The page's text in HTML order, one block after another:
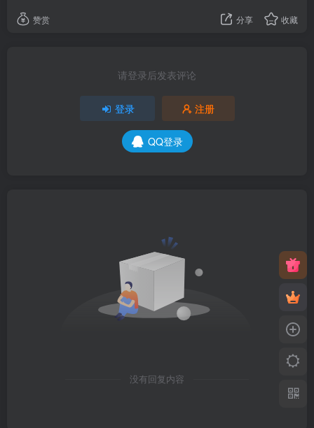
赞赏 分享 收藏
请登录后发表评论
登录 注册
QQ登录
没有回复内容